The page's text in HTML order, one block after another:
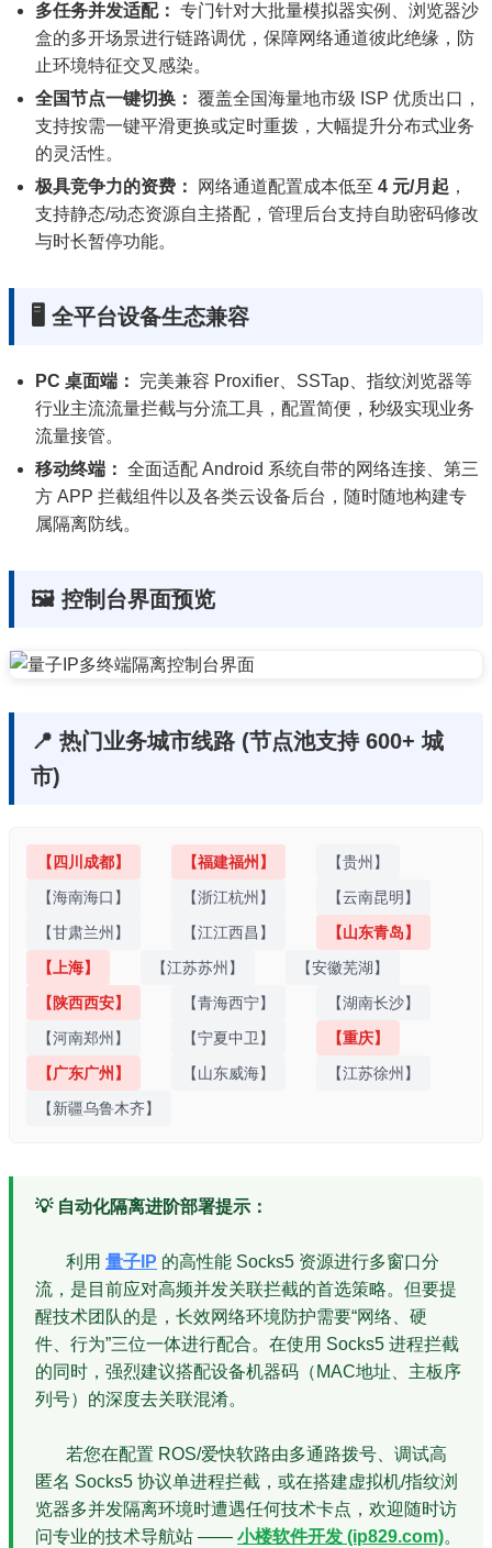
多任务并发适配： 专门针对大批量模拟器实例、浏览器沙
盒的多开场景进行链路调优，保障网络通道彼此绝缘，防
止环境特征交叉感染。
全国节点一键切换： 覆盖全国海量地市级 ISP 优质出口，
支持按需一键平滑更换或定时重拨，大幅提升分布式业务
的灵活性。
极具竞争力的资费：
网络通道配置成本低至 4 元/月起 ，
支持静态/动态资源自主搭配，管理后台支持自助密码修改
与时长暂停功能。
🖥️ 全平台设备生态兼容
PC 桌面端：
完美兼容 Proxifier、SSTap、指纹浏览器等
行业主流流量拦截与分流工具，配置简便，秒级实现业务
流量接管。
移动终端： 全面适配 Android 系统自带的网络连接、第三
方 APP 拦截组件以及各类云设备后台，随时随地构建专
属隔离防线。
🖼️ 控制台界面预览
📍 热门业务城市线路 (节点池支持 600+ 城
市)
【四川成都】 【福建福州】
【贵州】
【海南海口】
【浙江杭州】
【云南昆明】
【甘肃兰州】
【江江西昌】
【山东青岛】
【上海】
【江苏苏州】
【安徽芜湖】
【陕西西安】
【青海西宁】
【湖南长沙】
【河南郑州】
【宁夏中卫】
【重庆】
【广东广州】
【山东威海】
【江苏徐州】
【新疆乌鲁木齐】
💡 自动化隔离进阶部署提示：
利用 量子IP 的高性能 Socks5 资源进行多窗口分
流，是目前应对高频并发关联拦截的首选策略。但要提
醒技术团队的是，长效网络环境防护需要“网络、硬
件、行为”三位一体进行配合。在使用 Socks5 进程拦截
的同时，强烈建议搭配设备机器码（MAC地址、主板序
列号）的深度去关联混淆。
若您在配置 ROS/爱快软路由多通路拨号、调试高
匿名 Socks5 协议单进程拦截，或在搭建虚拟机/指纹浏
览器多并发隔离环境时遭遇任何技术卡点，欢迎随时访
问专业的技术导航站 —— 小楼软件开发 (ip829.com)。